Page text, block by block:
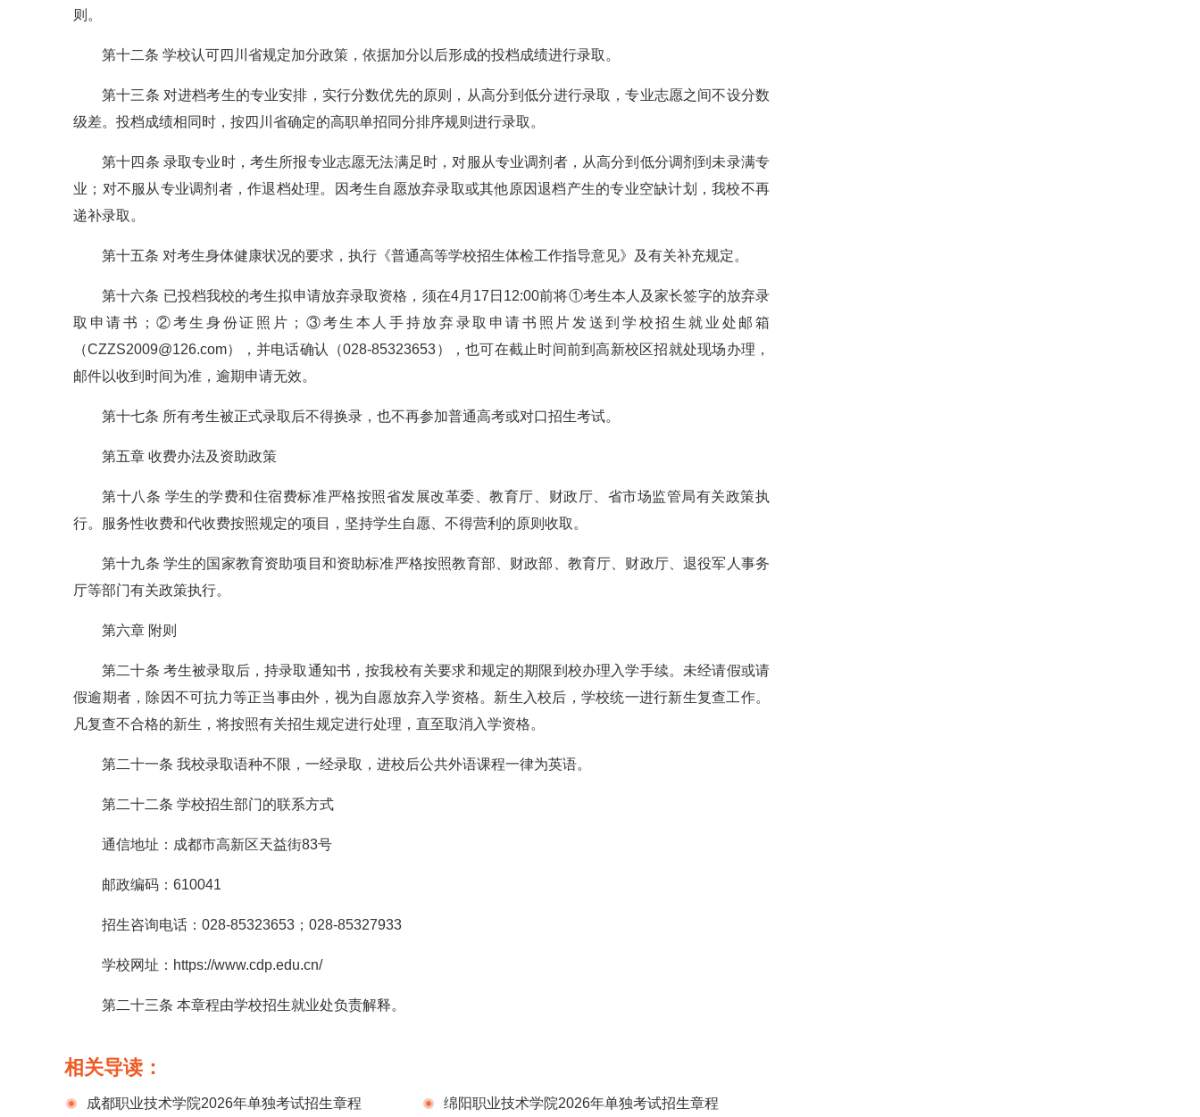
则。
第十二条 学校认可四川省规定加分政策，依据加分以后形成的投档成绩进行录取。
第十三条 对进档考生的专业安排，实行分数优先的原则，从高分到低分进行录取，专业志愿之间不设分数
级差。投档成绩相同时，按四川省确定的高职单招同分排序规则进行录取。
第十四条 录取专业时，考生所报专业志愿无法满足时，对服从专业调剂者，从高分到低分调剂到未录满专
业；对不服从专业调剂者，作退档处理。因考生自愿放弃录取或其他原因退档产生的专业空缺计划，我校不再
递补录取。
第十五条 对考生身体健康状况的要求，执行《普通高等学校招生体检工作指导意见》及有关补充规定。
第十六条 已投档我校的考生拟申请放弃录取资格，须在4月17日12:00前将①考生本人及家长签字的放弃录
取申请书；②考生身份证照片；③考生本人手持放弃录取申请书照片发送到学校招生就业处邮箱
（CZZS2009@126.com），并电话确认（028-85323653），也可在截止时间前到高新校区招就处现场办理，
邮件以收到时间为准，逾期申请无效。
第十七条 所有考生被正式录取后不得换录，也不再参加普通高考或对口招生考试。
第五章 收费办法及资助政策
第十八条 学生的学费和住宿费标准严格按照省发展改革委、教育厅、财政厅、省市场监管局有关政策执
行。服务性收费和代收费按照规定的项目，坚持学生自愿、不得营利的原则收取。
第十九条 学生的国家教育资助项目和资助标准严格按照教育部、财政部、教育厅、财政厅、退役军人事务
厅等部门有关政策执行。
第六章 附则
第二十条 考生被录取后，持录取通知书，按我校有关要求和规定的期限到校办理入学手续。未经请假或请
假逾期者，除因不可抗力等正当事由外，视为自愿放弃入学资格。新生入校后，学校统一进行新生复查工作。
凡复查不合格的新生，将按照有关招生规定进行处理，直至取消入学资格。
第二十一条 我校录取语种不限，一经录取，进校后公共外语课程一律为英语。
第二十二条 学校招生部门的联系方式
通信地址：成都市高新区天益街83号
邮政编码：610041
招生咨询电话：028-85323653；028-85327933
学校网址：https://www.cdp.edu.cn/
第二十三条 本章程由学校招生就业处负责解释。
相关导读：
成都职业技术学院2026年单独考试招生章程 绵阳职业技术学院2026年单独考试招生章程